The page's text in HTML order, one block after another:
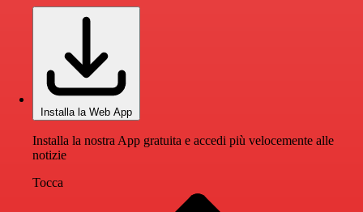
Installa la Web App
Installa la nostra App gratuita e accedi più velocemente alle
notizie
Tocca